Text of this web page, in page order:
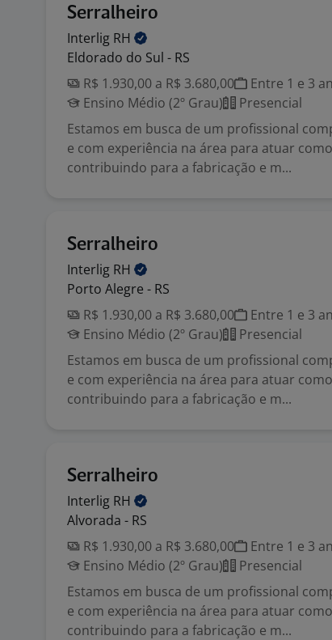
Serralheiro
Interlig RH
Eldorado do Sul - RS
R$ 1.930,00 a R$ 3.680,00
Entre 1 e 3
Ensino Médio (2º Grau)
Presencial
Estamos em busca de um profissional
e com experiência na área para atuar
contribuindo para a fabricação e m...
Serralheiro
Interlig RH
Porto Alegre - RS
R$ 1.930,00 a R$ 3.680,00
Entre 1 e 3
Ensino Médio (2º Grau)
Presencial
Estamos em busca de um profissional
e com experiência na área para atuar
contribuindo para a fabricação e m...
Serralheiro
Interlig RH
Alvorada - RS
R$ 1.930,00 a R$ 3.680,00
Entre 1 e 3
Ensino Médio (2º Grau)
Presencial
Estamos em busca de um profissional
e com experiência na área para atuar
contribuindo para a fabricação e m...